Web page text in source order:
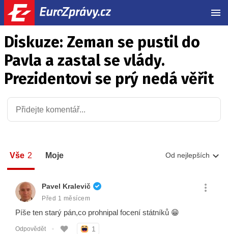
Diskuze: Zeman se pustil do
Pavla a zastal se vlády.
Prezidentovi se prý nedá věřit